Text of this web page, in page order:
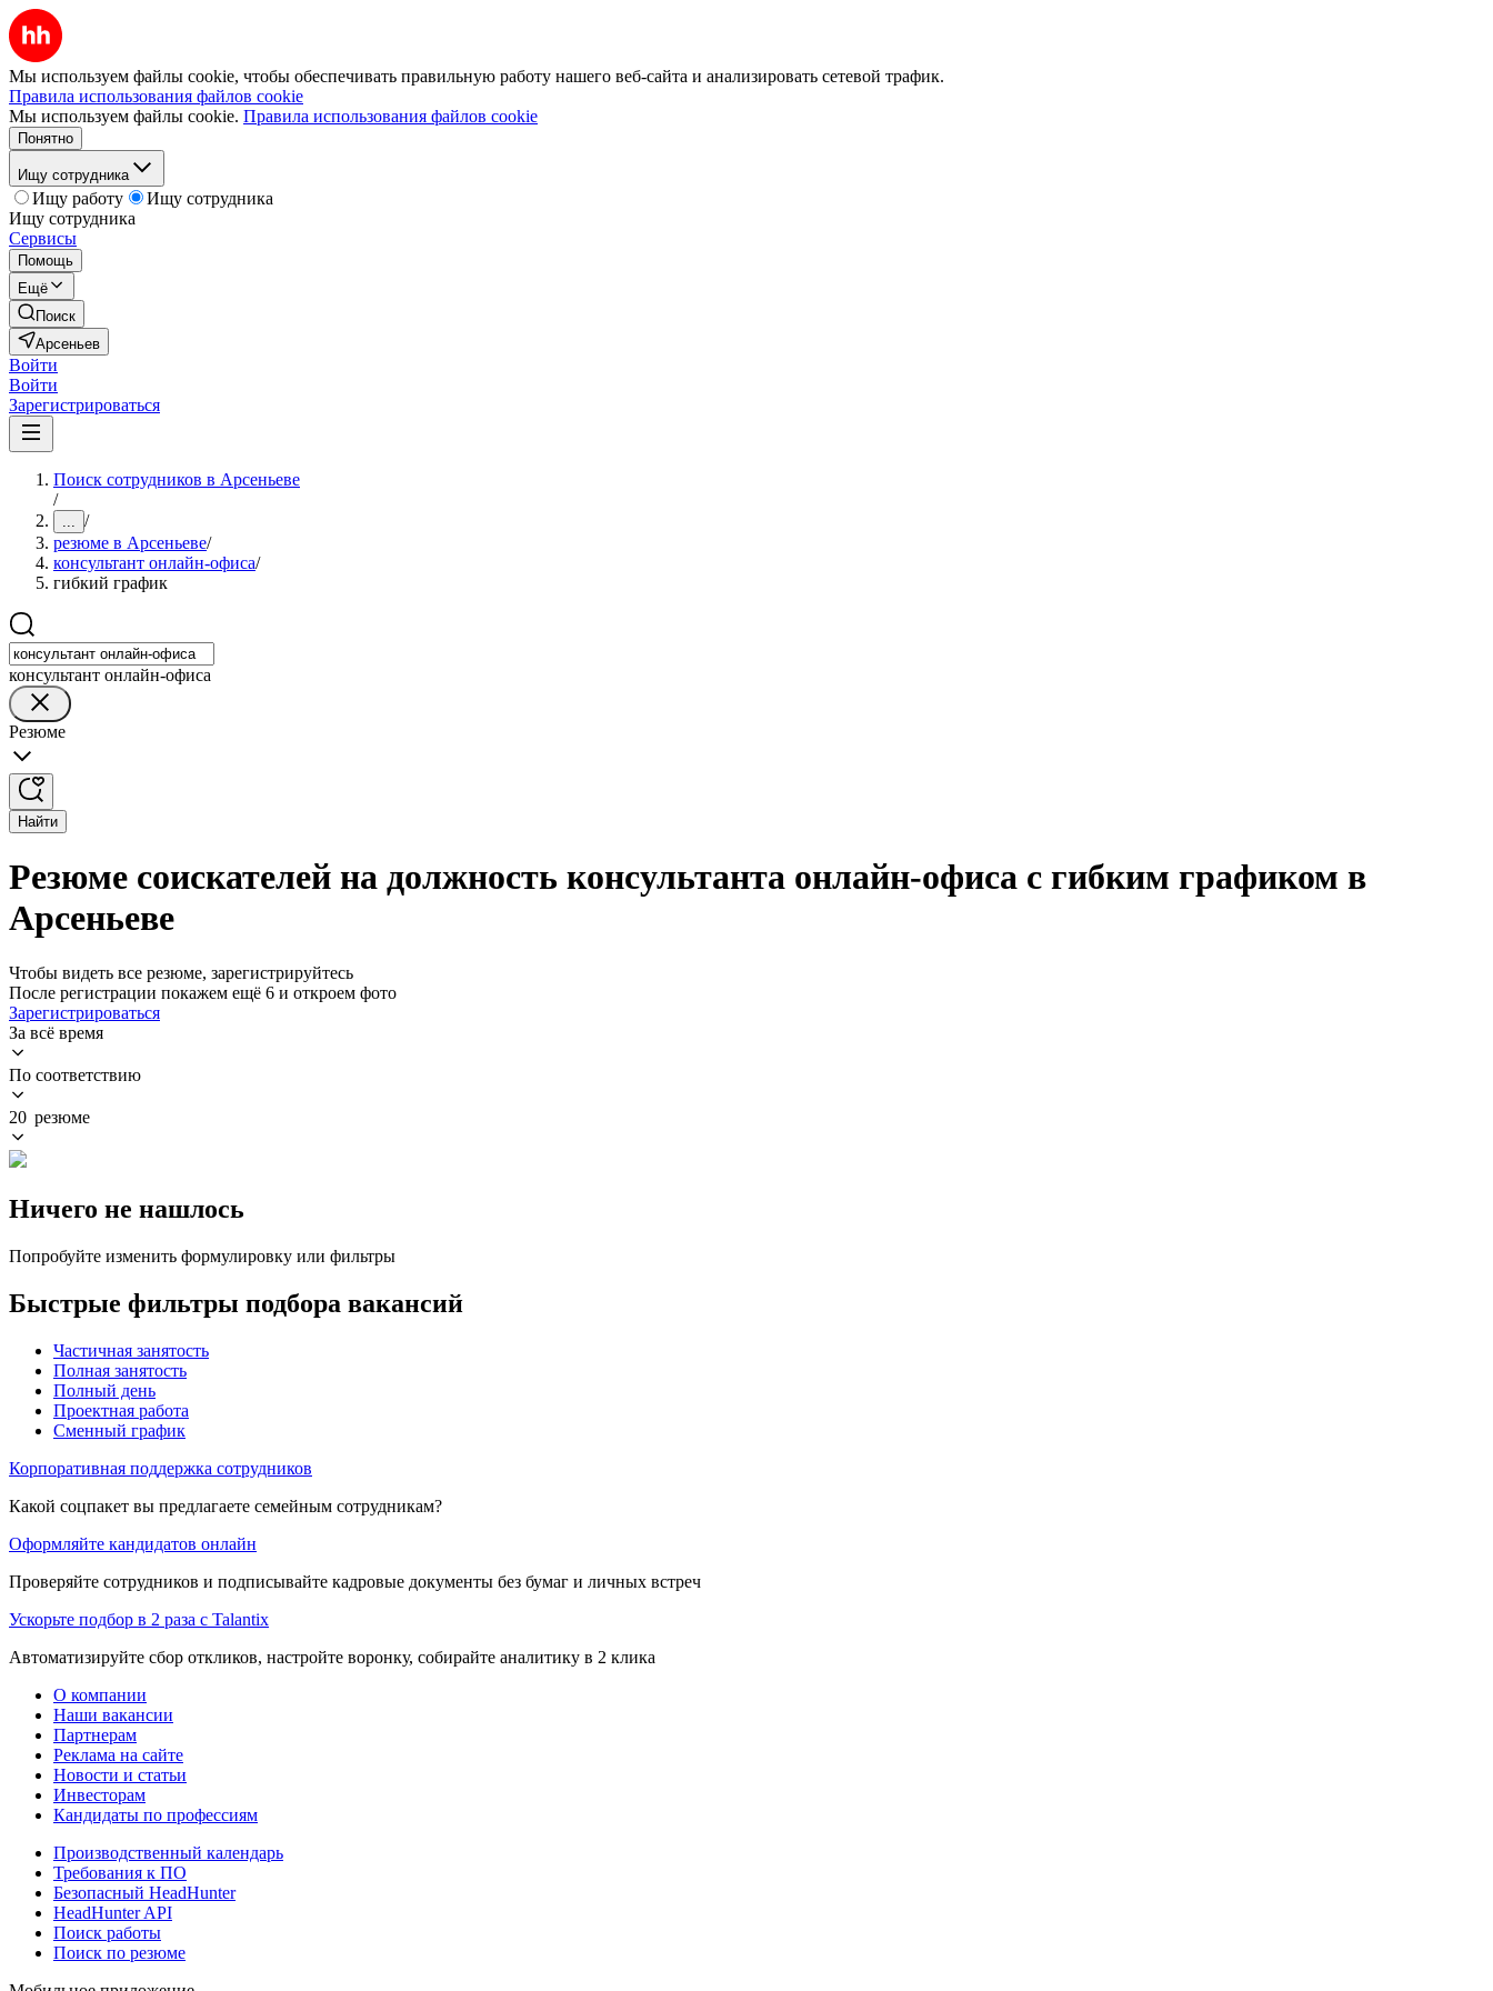
Мы используем файлы cookie, чтобы обеспечивать правильную работу нашего веб-сайта и анализировать сетевой трафик.
Правила использования файлов cookie
Мы используем файлы cookie. Правила использования файлов cookie
Понятно
Ищу сотрудника
Ищу работу
Ищу сотрудника
Ищу сотрудника
Сервисы
Помощь
Ещё
Поиск
Арсеньев
Войти
Войти
Зарегистрироваться
Поиск сотрудников в Арсеньеве
/
... /
резюме в Арсеньеве/
консультант онлайн-офиса/
гибкий график
консультант онлайн-офиса
Резюме
Найти
Резюме соискателей на должность консультанта онлайн-офиса с гибким графиком в
Арсеньеве
Чтобы видеть все резюме, зарегистрируйтесь
После регистрации покажем ещё 6 и откроем фото
Зарегистрироваться
За всё время
По соответствию
20 резюме
Ничего не нашлось
Попробуйте изменить формулировку или фильтры
Быстрые фильтры подбора вакансий
Частичная занятость
Полная занятость
Полный день
Проектная работа
Сменный график
Корпоративная поддержка сотрудников
Какой соцпакет вы предлагаете семейным сотрудникам?
Оформляйте кандидатов онлайн
Проверяйте сотрудников и подписывайте кадровые документы без бумаг и личных встреч
Ускорьте подбор в 2 раза с Talantix
Автоматизируйте сбор откликов, настройте воронку, собирайте аналитику в 2 клика
О компании
Наши вакансии
Партнерам
Реклама на сайте
Новости и статьи
Инвесторам
Кандидаты по профессиям
Производственный календарь
Требования к ПО
Безопасный HeadHunter
HeadHunter API
Поиск работы
Поиск по резюме